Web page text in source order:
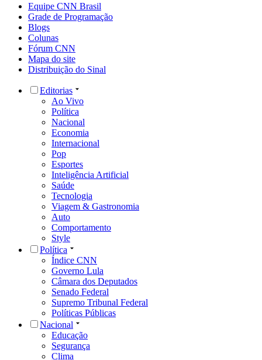
Equipe CNN Brasil
Grade de Programação
Blogs
Colunas
Fórum CNN
Mapa do site
Distribuição do Sinal
Editorias
Ao Vivo
Política
Nacional
Economia
Internacional
Pop
Esportes
Inteligência Artificial
Saúde
Tecnologia
Viagem & Gastronomia
Auto
Comportamento
Style
Política
Índice CNN
Governo Lula
Câmara dos Deputados
Senado Federal
Supremo Tribunal Federal
Políticas Públicas
Nacional
Educação
Segurança
Clima